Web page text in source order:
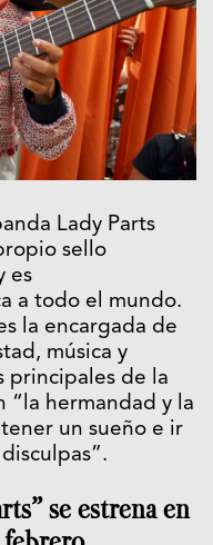
Lady Parts
sello
es
a todo el mundo.
la encargada de
música y
principales de la
“la hermandad y la
un sueño e ir
se estrena en